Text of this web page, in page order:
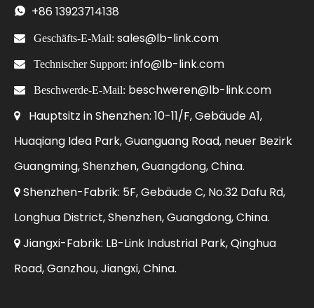
 +86 13923714138
 Geschäfts-E-Mail: sales@lb-link.com
 Technischer Support: info@lb-link.com
 Beschwerde-E-Mail: beschweren@lb-link.com
 Hauptsitz in Shenzhen: 10-11/F, Gebäude A1,
Huaqiang Idea Park, Guanguang Road, neuer Bezirk
Guangming, Shenzhen, Guangdong, China.
 Shenzhen-Fabrik: 5F, Gebäude C, No.32 Dafu Rd,
Longhua District, Shenzhen, Guangdong, China.
 Jiangxi-Fabrik: LB-Link Industrial Park, Qinghua
Road, Ganzhou, Jiangxi, China.